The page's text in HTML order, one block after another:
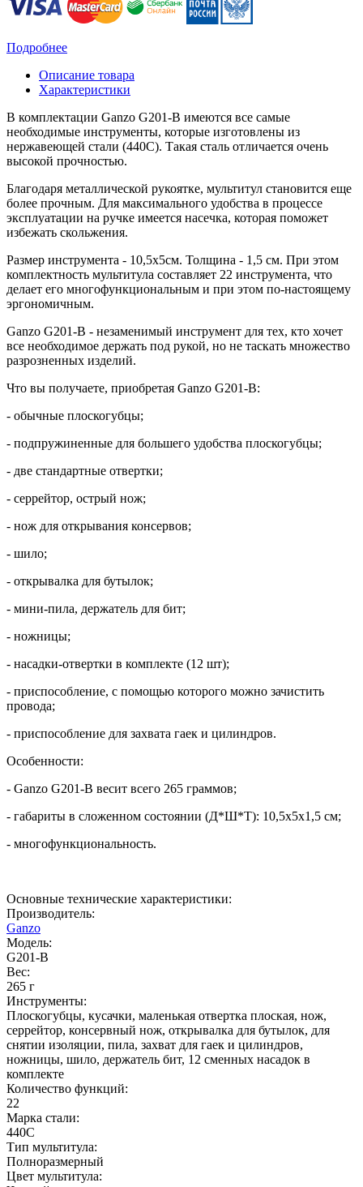
Подробнее
Описание товара
Характеристики
В комплектации Ganzo G201-В имеются все самые
необходимые инструменты, которые изготовлены из
нержавеющей стали (440С). Такая сталь отличается очень
высокой прочностью.
Благодаря металлической рукоятке, мультитул становится еще
более прочным. Для максимального удобства в процессе
эксплуатации на ручке имеется насечка, которая поможет
избежать скольжения.
Размер инструмента - 10,5x5см. Толщина - 1,5 см. При этом
комплектность мультитула составляет 22 инструмента, что
делает его многофункциональным и при этом по-настоящему
эргономичным.
Ganzo G201-B - незаменимый инструмент для тех, кто хочет
все необходимое держать под рукой, но не таскать множество
разрозненных изделий.
Что вы получаете, приобретая Ganzo G201-B:
- обычные плоскогубцы;
- подпружиненные для большего удобства плоскогубцы;
- две стандартные отвертки;
- серрейтор, острый нож;
- нож для открывания консервов;
- шило;
- открывалка для бутылок;
- мини-пила, держатель для бит;
- ножницы;
- насадки-отвертки в комплекте (12 шт);
- приспособление, с помощью которого можно зачистить
провода;
- приспособление для захвата гаек и цилиндров.
Особенности:
- Ganzo G201-B весит всего 265 граммов;
- габариты в сложенном состоянии (Д*Ш*Т): 10,5x5x1,5 см;
- многофункциональность.
Основные технические характеристики:
Производитель:
Ganzo
Модель:
G201-B
Вес:
265 г
Инструменты:
Плоскогубцы, кусачки, маленькая отвертка плоская, нож,
серрейтор, консервный нож, открывалка для бутылок, для
снятии изоляции, пила, захват для гаек и цилиндров,
ножницы, шило, держатель бит, 12 сменных насадок в
комплекте
Количество функций:
22
Марка стали:
440C
Тип мультитула:
Полноразмерный
Цвет мультитула: